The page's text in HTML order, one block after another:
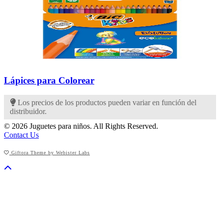
Lápices para Colorear
Los precios de los productos pueden variar en función del
distribuidor.
© 2026 Juguetes para niños. All Rights Reserved.
Contact Us
Giftora Theme by Webister Labs